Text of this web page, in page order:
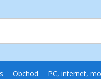
Obchod PC, internet,